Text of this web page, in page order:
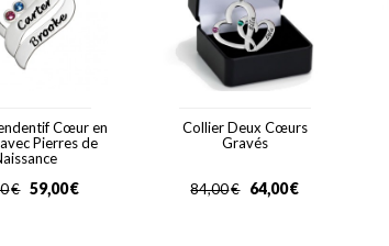
Cœur en
Pierres de
€
€
59,00
Collier Deux Cœurs
Gravés
€
84,00 €
64,00